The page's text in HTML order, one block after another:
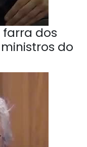
dos
do